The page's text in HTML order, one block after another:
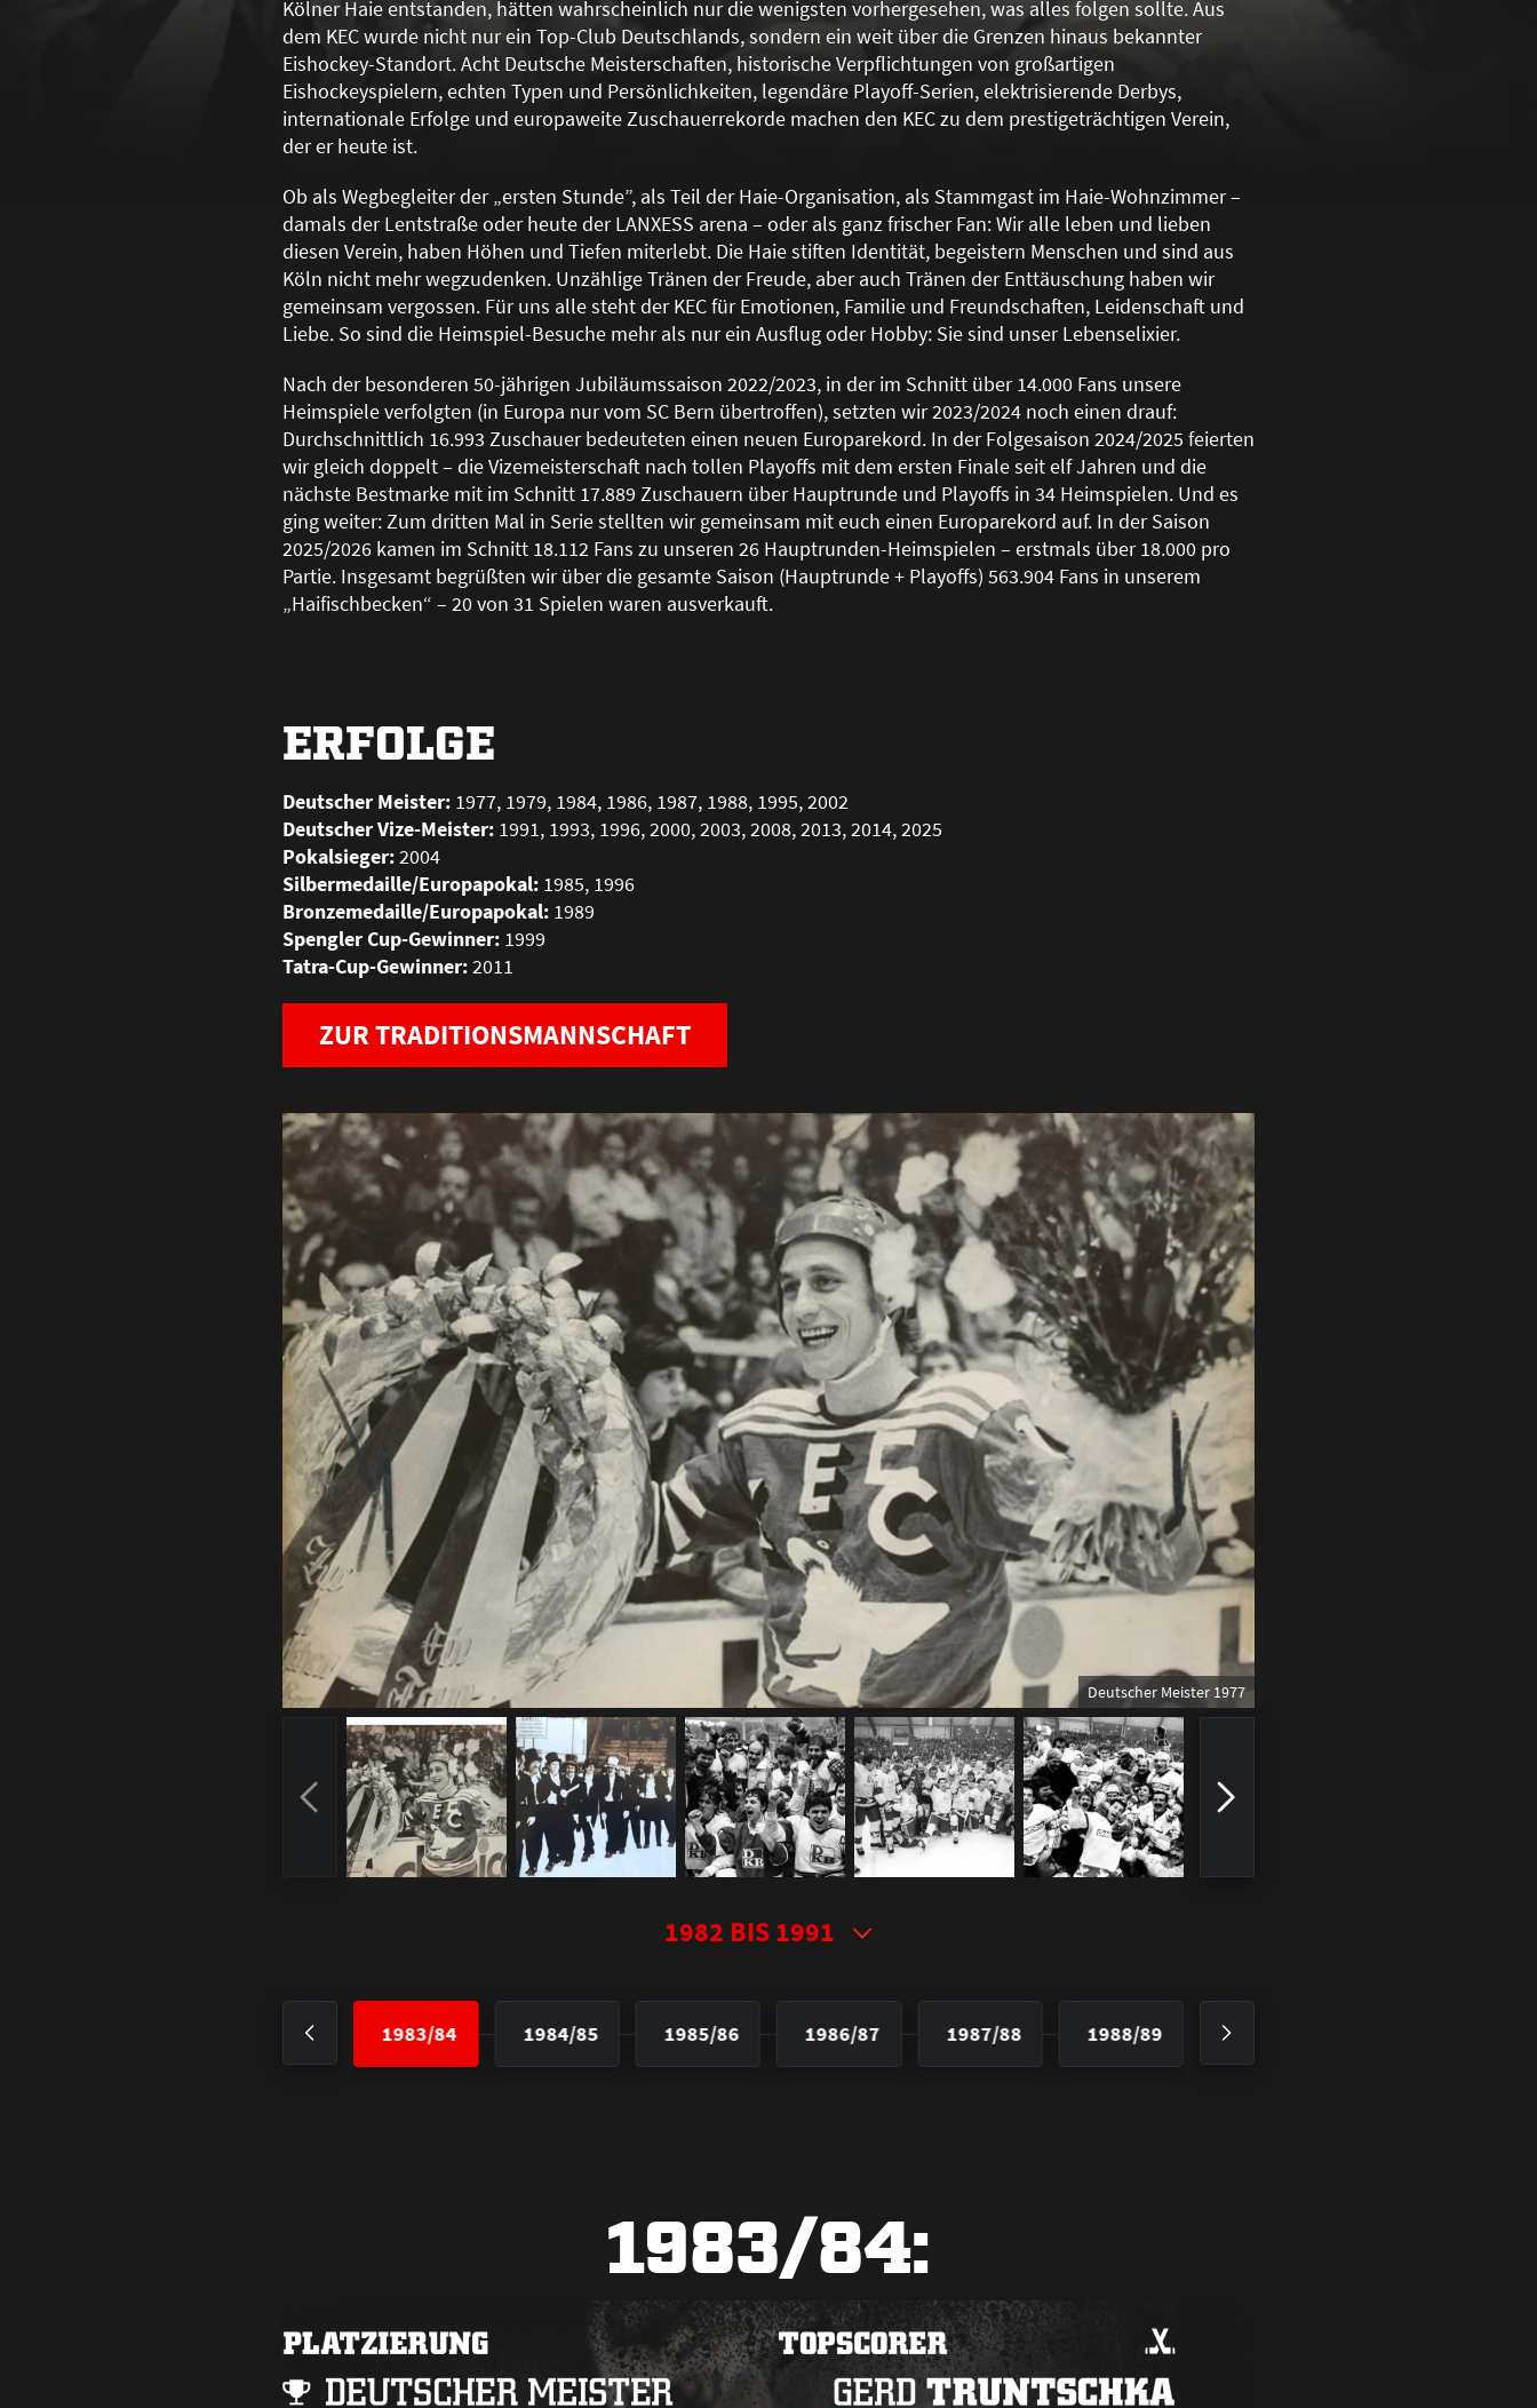
Kölner Haie entstanden, hätten wahrscheinlich nur die wenigsten vorhergesehen, was alles folgen sollte. Aus
dem KEC wurde nicht nur ein Top-Club Deutschlands, sondern ein weit über die Grenzen hinaus bekannter
Eishockey-Standort. Acht Deutsche Meisterschaften, historische Verpflichtungen von großartigen
Eishockeyspielern, echten Typen und Persönlichkeiten, legendäre Playoff-Serien, elektrisierende Derbys,
internationale Erfolge und europaweite Zuschauerrekorde machen den KEC zu dem prestigeträchtigen Verein,
der er heute ist.
Ob als Wegbegleiter der „ersten Stunde”, als Teil der Haie-Organisation, als Stammgast im Haie-Wohnzimmer –
damals der Lentstraße oder heute der LANXESS arena – oder als ganz frischer Fan: Wir alle leben und lieben
diesen Verein, haben Höhen und Tiefen miterlebt. Die Haie stiften Identität, begeistern Menschen und sind aus
Köln nicht mehr wegzudenken. Unzählige Tränen der Freude, aber auch Tränen der Enttäuschung haben wir
gemeinsam vergossen. Für uns alle steht der KEC für Emotionen, Familie und Freundschaften, Leidenschaft und
Liebe. So sind die Heimspiel-Besuche mehr als nur ein Ausflug oder Hobby: Sie sind unser Lebenselixier.
Nach der besonderen 50-jährigen Jubiläumssaison 2022/2023, in der im Schnitt über 14.000 Fans unsere
Heimspiele verfolgten (in Europa nur vom SC Bern übertroffen), setzten wir 2023/2024 noch einen drauf:
Durchschnittlich 16.993 Zuschauer bedeuteten einen neuen Europarekord. In der Folgesaison 2024/2025 feierten
wir gleich doppelt – die Vizemeisterschaft nach tollen Playoffs mit dem ersten Finale seit elf Jahren und die
nächste Bestmarke mit im Schnitt 17.889 Zuschauern über Hauptrunde und Playoffs in 34 Heimspielen. Und es
ging weiter: Zum dritten Mal in Serie stellten wir gemeinsam mit euch einen Europarekord auf. In der Saison
2025/2026 kamen im Schnitt 18.112 Fans zu unseren 26 Hauptrunden-Heimspielen – erstmals über 18.000 pro
Partie. Insgesamt begrüßten wir über die gesamte Saison (Hauptrunde + Playoffs) 563.904 Fans in unserem
„Haifischbecken“ – 20 von 31 Spielen waren ausverkauft.
ERFOLGE
Deutscher Meister: 1977, 1979, 1984, 1986, 1987, 1988, 1995, 2002
Deutscher Vize-Meister: 1991, 1993, 1996, 2000, 2003, 2008, 2013, 2014, 2025
Pokalsieger:2004
Silbermedaille/Europapokal: 1985, 1996
Bronzemedaille/Europapokal: 1989
Spengler Cup-Gewinner: 1999
Tatra-Cup-Gewinner:2011
ZUR TRADITIONSMANNSCHAFT
Deutscher Meister 1977
1982/83 1983/84 1984/85 1985/86 1986/87 1987/88 1988/89 1989/90
1983/84: